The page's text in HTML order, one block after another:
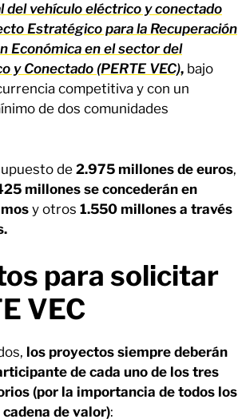
del vehículo eléctrico y conectado
Estratégico para la Recuperación
Económica en el sector del
y Conectado (PERTE VEC), bajo
competitiva y con un
de dos comunidades
de 2.975 millones de euros,
millones se concederán en
y otros 1.550 millones a través
para solicitar
VEC
los proyectos siempre deberán
de cada uno de los tres
(por la importancia de todos los
de valor):